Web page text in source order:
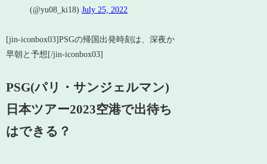
(@yu08_ki18)July 25, 2022
[jin-iconbox03]PSGの帰国出発時刻は、深夜か
早朝と予想[/jin-iconbox03]
PSG(パリ・サンジェルマン)
日本ツアー2023空港で出待ち
はできる？